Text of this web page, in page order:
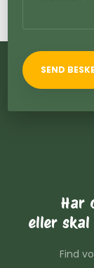
Har
​eller
Find